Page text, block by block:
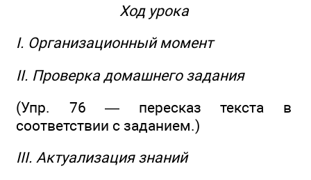
Ход урока
I. Организационный момент
II. Проверка домашнего задания
(Упр. 76 — пересказ текста в
соответствии с заданием.)
III. Актуализация знаний